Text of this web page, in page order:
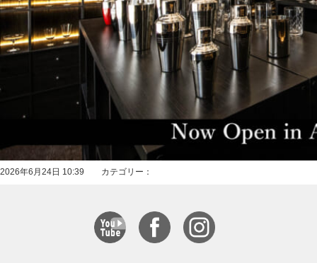
2026年6月24日 10:39 カテゴリー：